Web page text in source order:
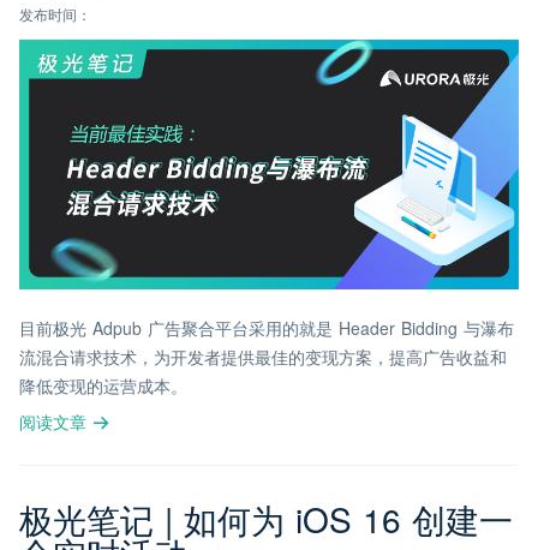
发布时间：
目前极光 Adpub 广告聚合平台采用的就是 Header Bidding 与瀑布
流混合请求技术，为开发者提供最佳的变现方案，提高广告收益和
降低变现的运营成本。
阅读文章
极光笔记 | 如何为 iOS 16 创建一